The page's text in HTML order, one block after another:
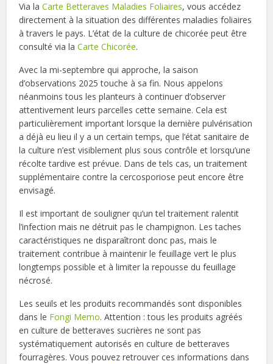
Via laCarte Betteraves Maladies Foliaires, vous accédez
directement à la situation des différentes maladies foliaires
à travers le pays. L’état de la culture de chicorée peut être
consulté via laCarte Chicorée.
Avec la mi-septembre qui approche, la saison
d’observations 2025 touche à sa fin. Nous appelons
néanmoins tous les planteurs à continuer d’observer
attentivement leurs parcelles cette semaine. Cela est
particulièrement important lorsque la dernière pulvérisation
a déjà eu lieu il y a un certain temps, que l’état sanitaire de
la culture n’est visiblement plus sous contrôle et lorsqu’une
récolte tardive est prévue. Dans de tels cas, un traitement
supplémentaire contre la cercosporiose peut encore être
envisagé.
Il est important de souligner qu’un tel traitement ralentit
l’infection mais ne détruit pas le champignon. Les taches
caractéristiques ne disparaîtront donc pas, mais le
traitement contribue à maintenir le feuillage vert le plus
longtemps possible et à limiter la repousse du feuillage
nécrosé.
Les seuils et les produits recommandés sont disponibles
dans le Fongi Memo. Attention : tous les produits agréés
en culture de betteraves sucrières ne sont pas
systématiquement autorisés en culture de betteraves
fourragères. Vous pouvez retrouver ces informations dans